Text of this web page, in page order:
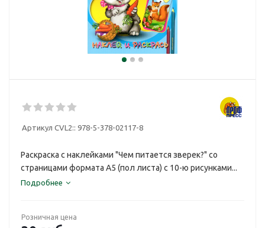
Артикул CVL2:: 978-5-378-02117-8
Раскраска с наклейками "Чем питается зверек?" со
страницами формата А5 (пол листа) с 10-ю рисунками...
Подробнее
Розничная цена